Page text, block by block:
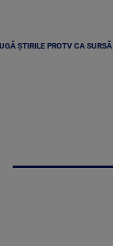
ȘTIRILE PROTV CA SURSĂ